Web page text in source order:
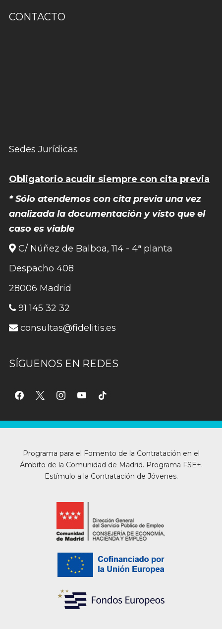
CONTACTO
Sedes Jurídicas
Obligatorio acudir siempre con cita previa
* Sólo atendemos con cita previa una vez
analizada la documentación y visto que el
caso es viable
C/ Núñez de Balboa, 114 - 4ª planta
Despacho 408
28006 Madrid
91 145 32 32
consultas@fidelitis.es
SÍGUENOS EN REDES
facebook
x instagramyoutubetiktok
Programa para el Fomento de la Contratación en el
Ámbito de la Comunidad de Madrid. Programa FSE+.
Estímulo a la Contratación de Jóvenes.